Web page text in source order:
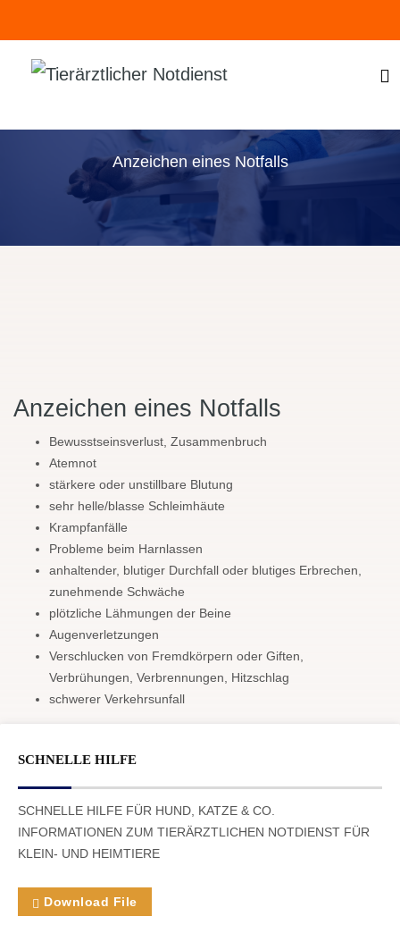
Anzeichen eines Notfalls
Anzeichen eines Notfalls
Bewusstseinsverlust, Zusammenbruch
Atemnot
stärkere oder unstillbare Blutung
sehr helle/blasse Schleimhäute
Krampfanfälle
Probleme beim Harnlassen
anhaltender, blutiger Durchfall oder blutiges Erbrechen,
zunehmende Schwäche
plötzliche Lähmungen der Beine
Augenverletzungen
Verschlucken von Fremdkörpern oder Giften,
Verbrühungen, Verbrennungen, Hitzschlag
schwerer Verkehrsunfall
SCHNELLE HILFE
SCHNELLE HILFE FÜR HUND, KATZE & CO.
INFORMATIONEN ZUM TIERÄRZTLICHEN NOTDIENST FÜR
KLEIN- UND HEIMTIERE
Download File